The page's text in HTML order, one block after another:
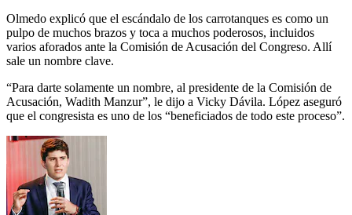
Olmedo explicó que el escándalo de los carrotanques es como un
pulpo de muchos brazos y toca a muchos poderosos, incluidos
varios aforados ante la Comisión de Acusación del Congreso. Allí
sale un nombre clave.
“Para darte solamente un nombre, al presidente de la Comisión de
Acusación, Wadith Manzur”, le dijo a Vicky Dávila. López aseguró
que el congresista es uno de los “beneficiados de todo este proceso”.